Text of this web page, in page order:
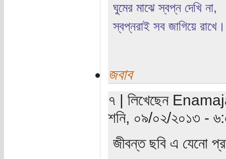
ঘুমের মাঝে স্বপ্ন দেখি না,
স্বপ্নরাই সব জাগিয়ে রাখে।
জবাব
৭ | লিখেছেন
শনি, ০৯/০২/২০১৩ -
জীবন্ত ছবি এ যেনো